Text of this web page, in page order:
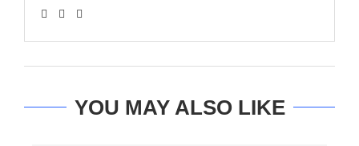
YOU MAY ALSO LIKE